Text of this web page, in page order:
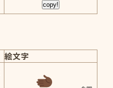
copy!
絵文字